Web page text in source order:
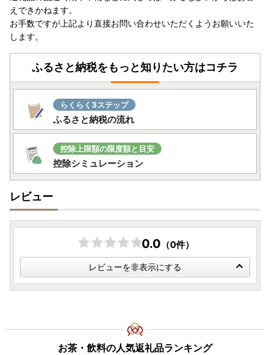
えできかねます。
お手数ですが上記より直接お問い合わせいただくようお願いいた
します。
ふるさと納税をもっと知りたい方はコチラ
らくらく3ステップ
ふるさと納税の流れ
控除上限額の限度額と目安
控除シミュレーション
レビュー
0.0 （0件）
レビューを非表示にする
お茶・飲料の人気返礼品ランキング